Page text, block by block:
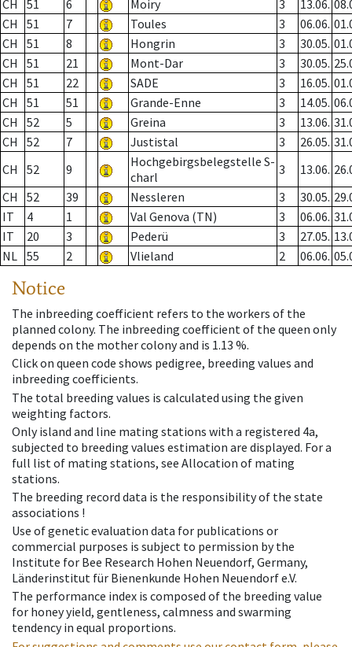
CH 51 6 Moiry 3 13.06.
CH
51 7 Toules 3 06.06.
CH
51 8 Hongrin 3 30.05.
CH
51 21 Mont-Dar 3 30.05.
CH
51 22 SADE 3 16.05.
CH
51 51 Grande-Enne 3 14.05.
CH
52 5 Greina 3 13.06.
CH
52 7 Justistal 3 26.05.
CH
52 9
Hochgebirgsbelegstelle S-
charl
3 13.06.
CH
52 39 Nessleren 3 30.05.
IT
4 1 Val Genova (TN) 3 06.06.
IT
20 3 Pederü 3 27.05.
NL 55 2 Vlieland 2 06.06.
Notice
The inbreeding coefficient refers to the workers of the
planned colony. The inbreeding coefficient of the queen only
depends on the mother colony and is 1.13 %.
Click on queen code shows pedigree, breeding values and
inbreeding coefficients.
The total breeding values is calculated using the given
weighting factors.
Only island and line mating stations with a registered 4a,
subjected to breeding values estimation are displayed. For a
full list of mating stations, see Allocation of mating
stations.
The breeding record data is the responsibility of the state
associations !
Use of genetic evaluation data for publications or
commercial purposes is subject to permission by the
Institute for Bee Research Hohen Neuendorf, Germany,
Länderinstitut für Bienenkunde Hohen Neuendorf e.V.
The performance index is composed of the breeding value
for honey yield, gentleness, calmness and swarming
tendency in equal proportions.